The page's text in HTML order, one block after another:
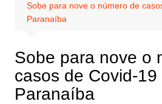
Sobe para nove o número de
Paranaíba
Sobe para nove o
casos de Covid-19
Paranaíba